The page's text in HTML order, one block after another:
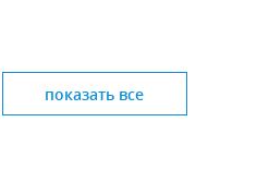
показать все